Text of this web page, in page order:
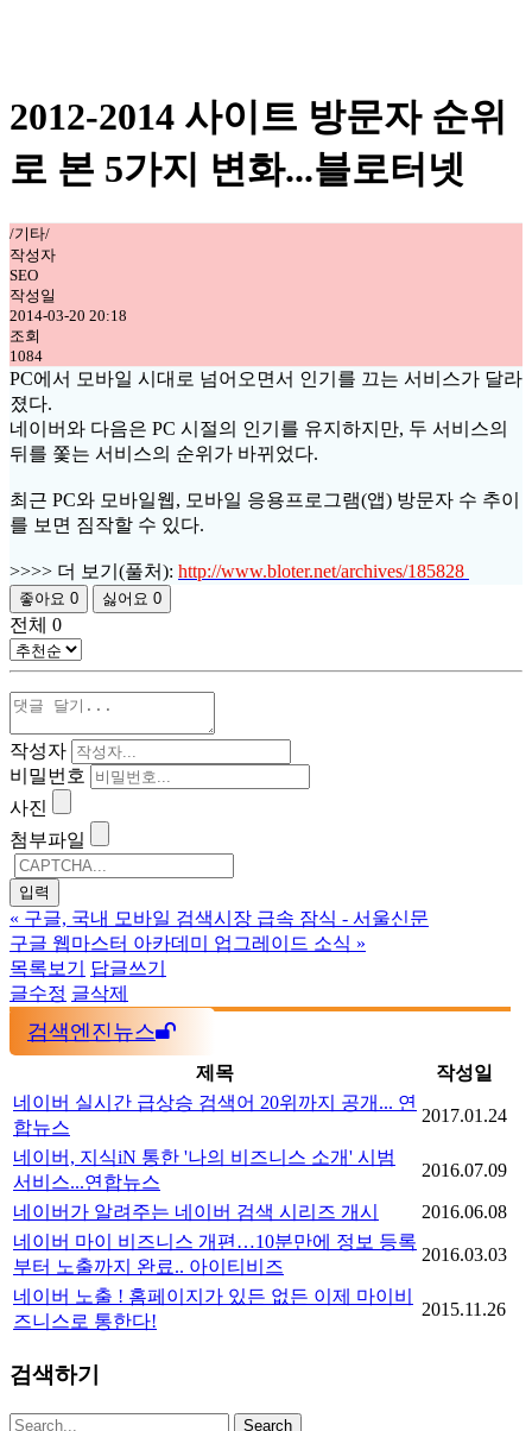
2012-2014 사이트 방문자 순위
로 본 5가지 변화...블로터넷
/기타/
작성자
SEO
작성일
2014-03-20 20:18
조회
1084
PC에서 모바일 시대로 넘어오면서 인기를 끄는 서비스가 달라
졌다.
네이버와 다음은 PC 시절의 인기를 유지하지만, 두 서비스의
뒤를 쫓는 서비스의 순위가 바뀌었다.
최근 PC와 모바일웹, 모바일 응용프로그램(앱) 방문자 수 추이
를 보면 짐작할 수 있다.
>>>> 더 보기(풀처): http://www.bloter.net/archives/185828
좋아요 0 싫어요 0
전체 0
작성자
비밀번호
사진
첨부파일
« 구글, 국내 모바일 검색시장 급속 잠식 - 서울신문
구글 웹마스터 아카데미 업그레이드 소식 »
목록보기
답글쓰기
글수정 글삭제
검색엔진뉴스
제목
작성일
네이버 실시간 급상승 검색어 20위까지 공개... 연
합뉴스
2017.01.24
네이버, 지식iN 통한 '나의 비즈니스 소개' 시범
서비스...연합뉴스
2016.07.09
네이버가 알려주는 네이버 검색 시리즈 개시
2016.06.08
네이버 마이 비즈니스 개편…10분만에 정보 등록
부터 노출까지 완료.. 아이티비즈
2016.03.03
네이버 노출 ! 홈페이지가 있든 없든 이제 마이비
즈니스로 통한다!
2015.11.26
검색하기